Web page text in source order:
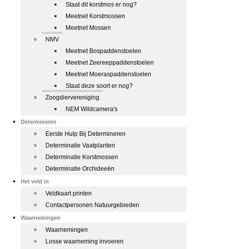
Staat dit korstmos er nog?
Meetnet Korstmossen
Meetnet Mossen
NMV
Meetnet Bospaddenstoelen
Meetnet Zeereeppaddenstoelen
Meetnet Moeraspaddenstoelen
Staat deze soort er nog?
Zoogdiervereniging
NEM Wildcamera's
Determineren
Eerste Hulp Bij Determineren
Determinatie Vaatplanten
Determinatie Korstmossen
Determinatie Orchideeën
Het veld in
Veldkaart printen
Contactpersonen Natuurgebieden
Waarnemingen
Waarnemingen
Losse waarneming invoeren